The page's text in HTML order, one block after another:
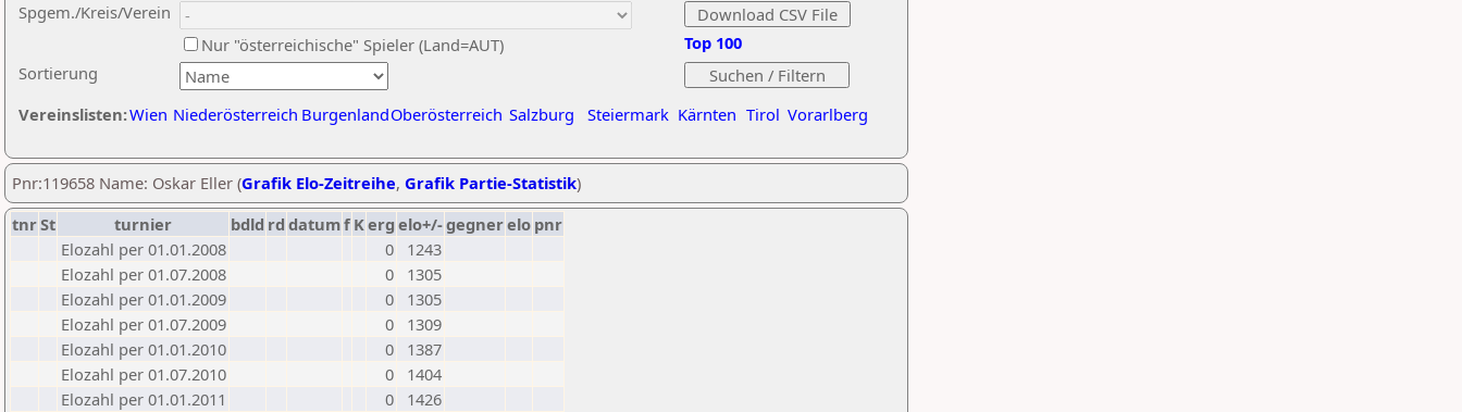
Sortierung
Spgem./Kreis/Verein
Nur "österreichische" Spieler (Land=AUT)
Vereinslisten:Wien Niederösterreich BurgenlandOberösterreich Salzburg Steiermark Kärnten Tirol Vorarlberg
Top 100
Pnr:119658 Name: Oskar Eller (Grafik Elo-Zeitreihe, Grafik Partie-Statistik)
tnrSt turnier bdld rd datumf Kerg elo+/-gegnerelo pnr
Elozahl per 01.01.2008
0
1243
Elozahl per 01.07.2008
0
1305
Elozahl per 01.01.2009
0
1305
Elozahl per 01.07.2009
0
1309
Elozahl per 01.01.2010
0
1387
Elozahl per 01.07.2010
0
1404
Elozahl per 01.01.2011
0
1426